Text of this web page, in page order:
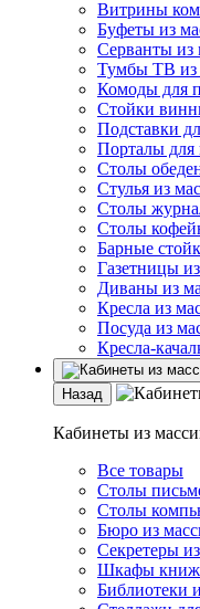
Витрины
Буфеты из
Серванты из
Тумбы ТВ из
Комоды для
Стойки
Подставки
Порталы для
Столы
Стулья из
Столы
Столы
Барные
Газетницы
Диваны из
Кресла из
Посуда из
Кресла-
Назад
Кабинеты из
Все товары
Столы
Столы
Бюро из
Секретеры
Шкафы
Библиотеки